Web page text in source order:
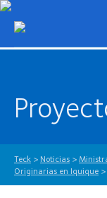
Teck > Noticias >
Originarias en Iquique >